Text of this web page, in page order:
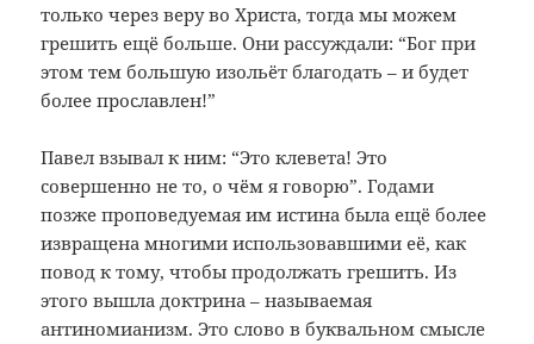
только через веру во Христа, тогда мы можем
грешить ещё больше. Они рассуждали: “Бог при
этом тем большую изольёт благодать – и будет
более прославлен!”
Павел взывал к ним: “Это клевета! Это
совершенно не то, о чём я говорю”. Годами
позже проповедуемая им истина была ещё более
извращена многими использовавшими её, как
повод к тому, чтобы продолжать грешить. Из
этого вышла доктрина – называемая
антиномианизм. Это слово в буквальном смысле